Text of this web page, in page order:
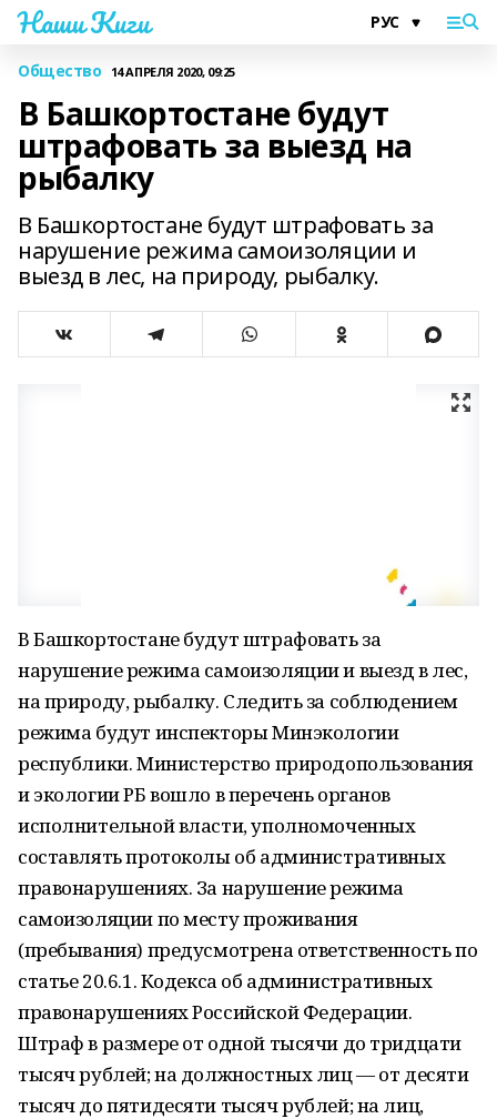
Наши Киги
Общество 14 АПРЕЛЯ 2020, 09:25
В Башкортостане будут
штрафовать за выезд на
рыбалку
В Башкортостане будут штрафовать за
нарушение режима самоизоляции и
выезд в лес, на природу, рыбалку.
В Башкортостане будут штрафовать за
нарушение режима самоизоляции и выезд в лес,
на природу, рыбалку. Следить за соблюдением
режима будут инспекторы Минэкологии
республики. Министерство природопользования
и экологии РБ вошло в перечень органов
исполнительной власти, уполномоченных
составлять протоколы об административных
правонарушениях. За нарушение режима
самоизоляции по месту проживания
(пребывания) предусмотрена ответственность по
статье 20.6.1. Кодекса об административных
правонарушениях Российской Федерации.
Штраф в размере от одной тысячи до тридцати
тысяч рублей; на должностных лиц — от десяти
тысяч до пятидесяти тысяч рублей; на лиц,